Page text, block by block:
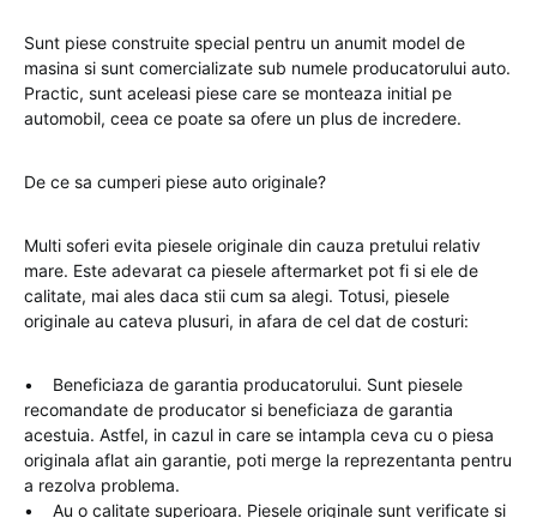
Sunt piese construite special pentru un anumit model de
masina si sunt comercializate sub numele producatorului auto.
Practic, sunt aceleasi piese care se monteaza initial pe
automobil, ceea ce poate sa ofere un plus de incredere.
De ce sa cumperi piese auto originale?
Multi soferi evita piesele originale din cauza pretului relativ
mare. Este adevarat ca piesele aftermarket pot fi si ele de
calitate, mai ales daca stii cum sa alegi. Totusi, piesele
originale au cateva plusuri, in afara de cel dat de costuri:
• Beneficiaza de garantia producatorului. Sunt piesele
recomandate de producator si beneficiaza de garantia
acestuia. Astfel, in cazul in care se intampla ceva cu o piesa
originala aflat ain garantie, poti merge la reprezentanta pentru
a rezolva problema.
• Au o calitate superioara. Piesele originale sunt verificate si